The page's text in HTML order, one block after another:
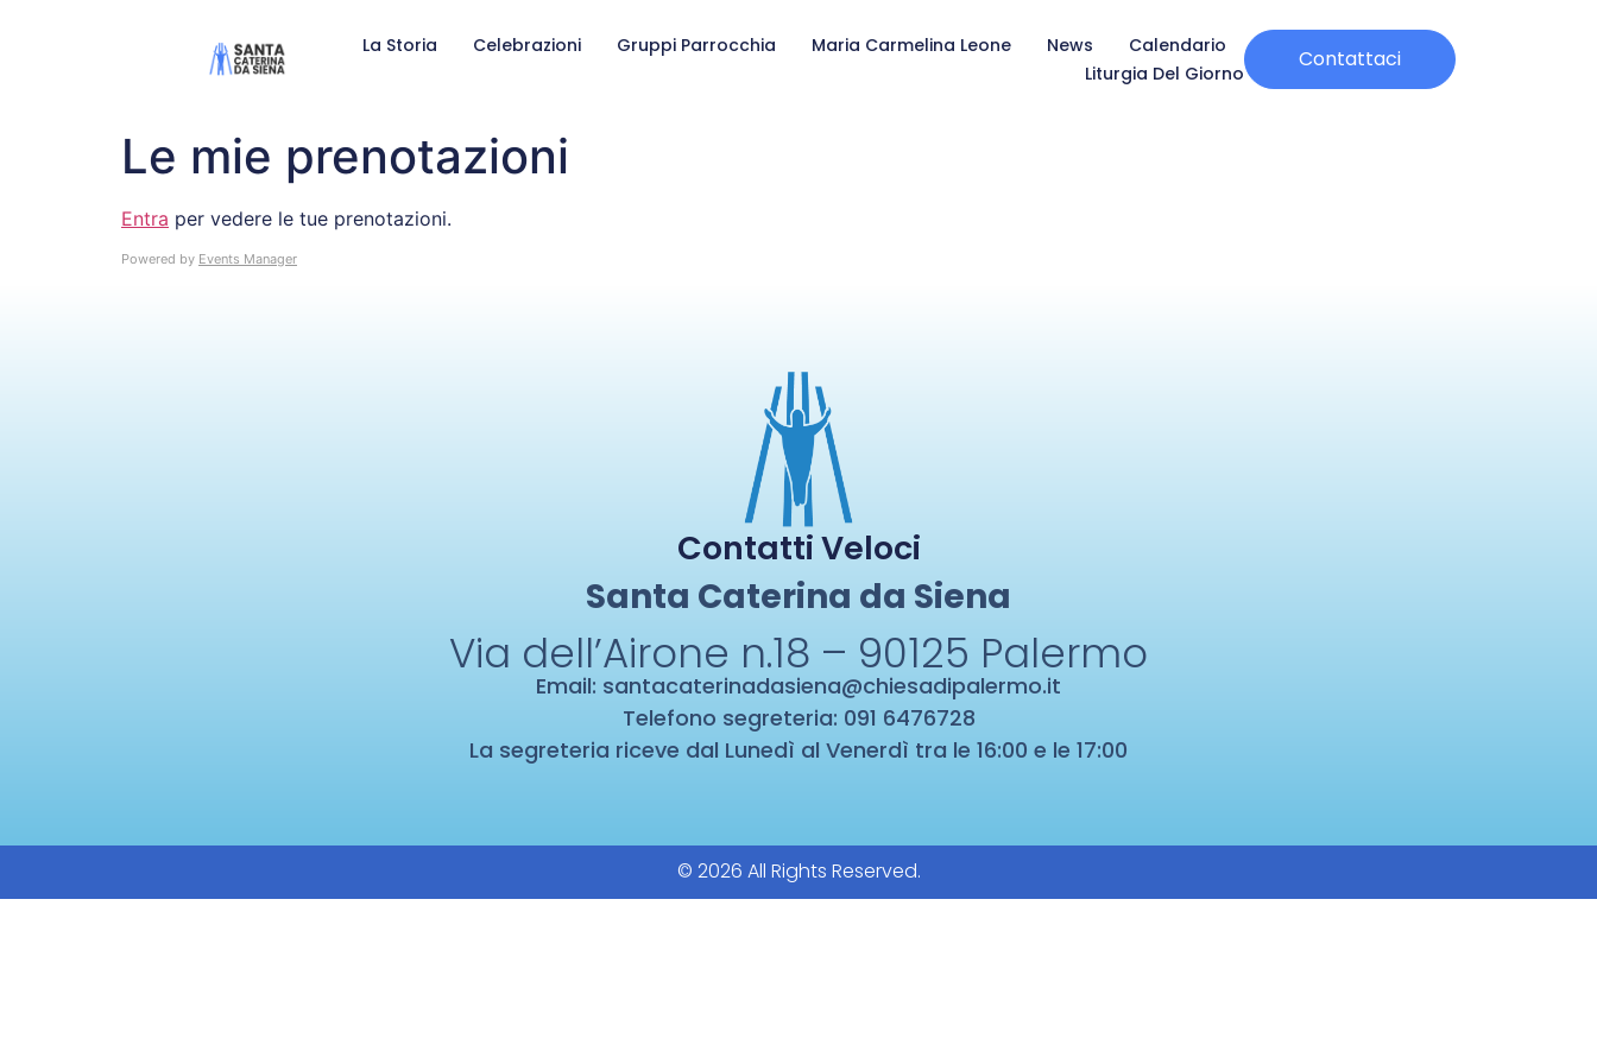
La Storia Celebrazioni Gruppi Parrocchia Maria Carmelina Leone News
Calendario
Liturgia Del Giorno
Contattaci
Le mie prenotazioni
Entra per vedere le tue prenotazioni.
Powered by Events Manager
Contatti Veloci
Santa Caterina da Siena
Via dell’Airone n.18 – 90125 Palermo
Email: santacaterinadasiena@chiesadipalermo.it
Telefono segreteria: 091 6476728
La segreteria riceve dal Lunedì al Venerdì tra le 16:00 e le 17:00
© 2026 All Rights Reserved.